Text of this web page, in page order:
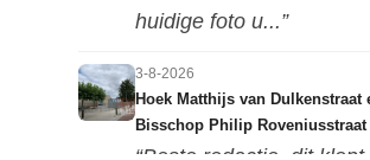
huidige foto u...”
3-8-2026
Hoek Matthijs van Dulkenstraat
Bisschop Philip Roveniusstraat